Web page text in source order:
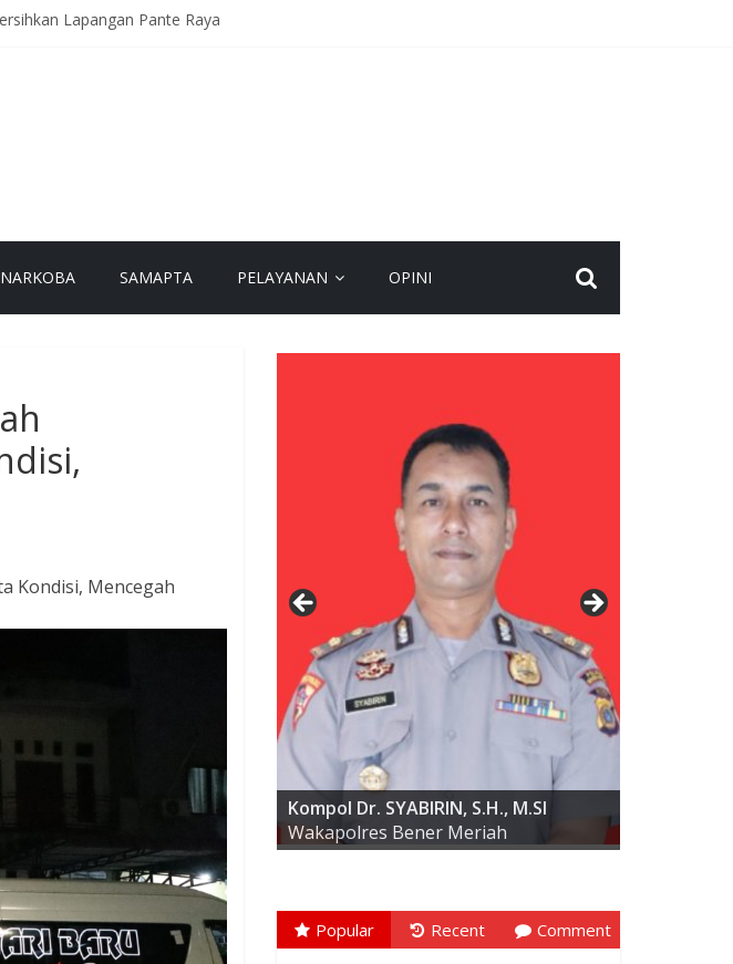
Lapangan Pante Raya
Pesan Kamtibmas
SAMAPTA PELAYANAN OPINI
Kondisi, Mencegah
AKBP ARIS CAI DWI SUSANTO S.I.K.,
M.I.K
Kompol Dr. SYABIRIN, S.H., M.SI
Wakapolres Bener Meriah
Popular Recent Comment